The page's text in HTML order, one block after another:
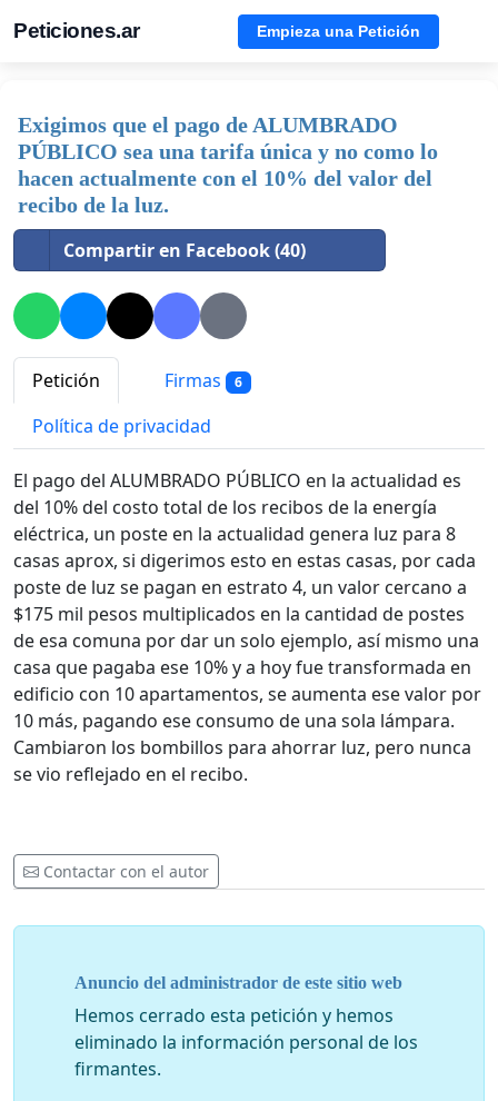
Peticiones.ar Empieza una Petición
Exigimos que el pago de ALUMBRADO
PÚBLICO sea una tarifa única y no como lo
hacen actualmente con el 10% del valor del
recibo de la luz.
Compartir en Facebook (40)
Petición Firmas 6
Política de privacidad
El pago del ALUMBRADO PÚBLICO en la actualidad es
del 10% del costo total de los recibos de la energía
eléctrica, un poste en la actualidad genera luz para 8
casas aprox, si digerimos esto en estas casas, por cada
poste de luz se pagan en estrato 4, un valor cercano a
$175 mil pesos multiplicados en la cantidad de postes
de esa comuna por dar un solo ejemplo, así mismo una
casa que pagaba ese 10% y a hoy fue transformada en
edificio con 10 apartamentos, se aumenta ese valor por
10 más, pagando ese consumo de una sola lámpara.
Cambiaron los bombillos para ahorrar luz, pero nunca
se vio reflejado en el recibo.
Contactar con el autor
Anuncio del administrador de este sitio web
Hemos cerrado esta petición y hemos
eliminado la información personal de los
firmantes.